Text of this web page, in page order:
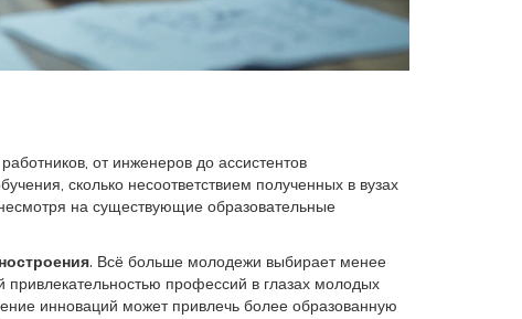
от инженеров до ассистентов
сколько несоответствием полученных в вузах
на существующие образовательные
. Всё больше молодежи выбирает менее
привлекательностью профессий в глазах молодых
инноваций может привлечь более образованную